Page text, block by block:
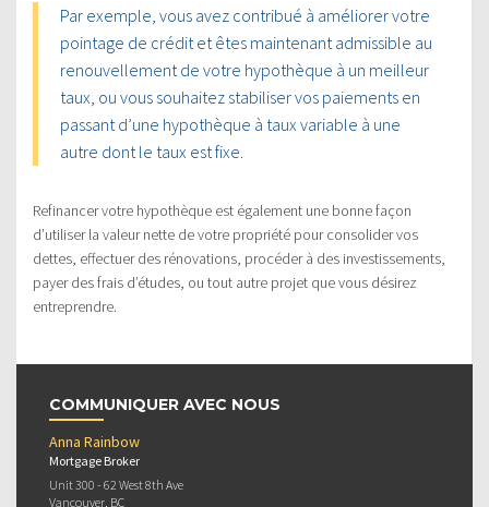
Par exemple, vous avez contribué à améliorer votre
pointage de crédit et êtes maintenant admissible au
renouvellement de votre hypothèque à un meilleur
taux, ou vous souhaitez stabiliser vos paiements en
passant d’une hypothèque à taux variable à une
autre dont le taux est fixe.
Refinancer votre hypothèque est également une bonne façon
d’utiliser la valeur nette de votre propriété pour consolider vos
dettes, effectuer des rénovations, procéder à des investissements,
payer des frais d’études, ou tout autre projet que vous désirez
entreprendre.
COMMUNIQUER AVEC NOUS
Anna Rainbow
Mortgage Broker
Unit 300 - 62 West 8th Ave
Vancouver, BC